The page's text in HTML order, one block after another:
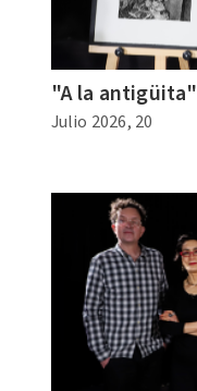
"A la
Julio 2026, 20